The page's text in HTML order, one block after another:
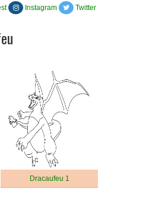
Instagram Twitter
Dracaufeu 1